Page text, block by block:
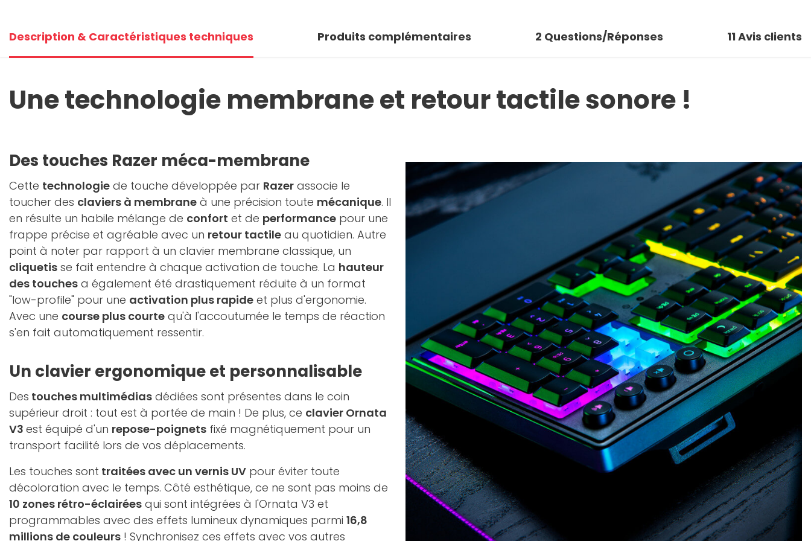
+1 photo
Description & Caractéristiques techniques Produits complémentaires 2 Questions/Réponses 11Avis clients
Une technologie membrane et retour tactile sonore !
Des touches Razer méca-membrane
Cette technologie de touche développée par Razer associe le
toucher des claviers à membrane à une précision toute mécanique. Il
en résulte un habile mélange de confort et de performance pour une
frappe précise et agréable avec un retour tactile au quotidien. Autre
point à noter par rapport à un clavier membrane classique, un
cliquetis se fait entendre à chaque activation de touche. La hauteur
des touches a également été drastiquement réduite à un format
"low-profile" pour une activation plus rapide et plus d'ergonomie.
Avec une course plus courte qu'à l'accoutumée le temps de réaction
s'en fait automatiquement ressentir.
Un clavier ergonomique et personnalisable
Des touches multimédias dédiées sont présentes dans le coin
supérieur droit : tout est à portée de main ! De plus, ce clavier Ornata
V3 est équipé d'un repose-poignets fixé magnétiquement pour un
transport facilité lors de vos déplacements.
Les touches sont traitées avec un vernis UV pour éviter toute
décoloration avec le temps. Côté esthétique, ce ne sont pas moins de
10 zones rétro-éclairées qui sont intégrées à l'Ornata V3 et
programmables avec des effets lumineux dynamiques parmi 16,8
millions de couleurs ! Synchronisez ces effets avec vos autres